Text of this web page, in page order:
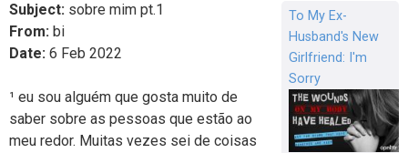
Subject: sobre mim pt.1
From: bi
Date: 6 Feb 2022
¹ eu sou alguém que gosta muito de
saber sobre as pessoas que estão ao
meu redor. Muitas vezes sei de coisas
To My Ex-
Husband's New
Girlfriend: I'm
Sorry